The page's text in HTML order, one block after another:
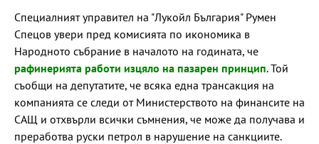
Специалният управител на "Лукойл България" Румен
Спецов увери пред комисията по икономика в
Народното събрание в началото на годината, че
рафинерията работи изцяло на пазарен принцип. Той
съобщи на депутатите, че всяка една трансакция на
компанията се следи от Министерството на финансите на
САЩ и отхвърли всички съмнения, че може да получава и
преработва руски петрол в нарушение на санкциите.